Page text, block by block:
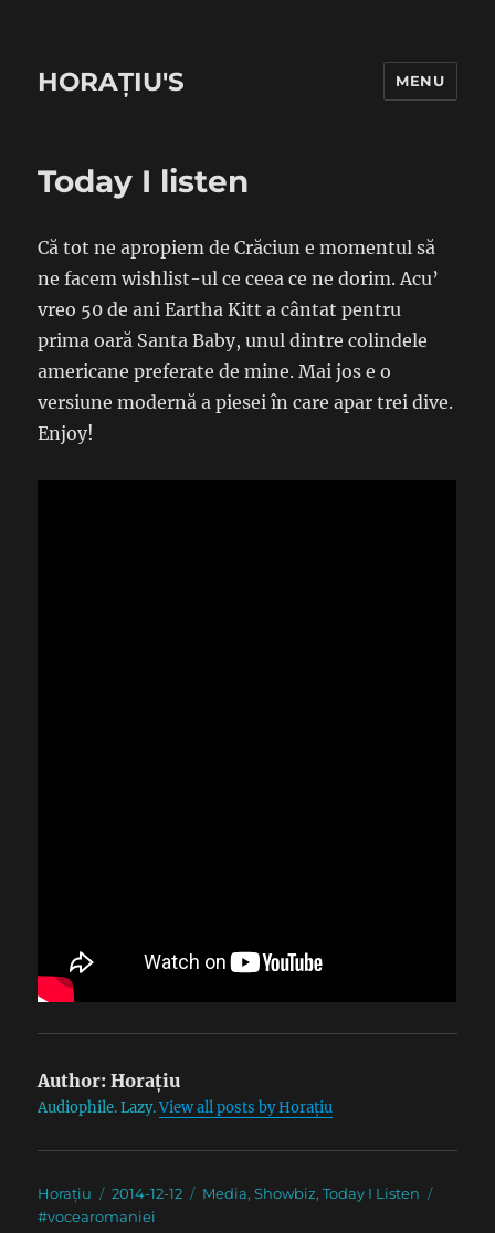
HORAȚIU'S MENU
Today I listen
Că tot ne apropiem de Crăciun e momentul să
ne facem wishlist-ul ce ceea ce ne dorim. Acu’
vreo 50 de ani Eartha Kitt a cântat pentru
prima oară Santa Baby, unul dintre colindele
americane preferate de mine. Mai jos e o
versiune modernă a piesei în care apar trei dive.
Enjoy!
Author: Horațiu
Audiophile. Lazy.View all posts by Horațiu
Author
Horațiu
Posted
on
2014-12-12 Categories
Media,Showbiz,Today I Listen
#vocearomaniei